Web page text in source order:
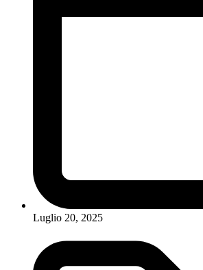
Luglio 20, 2025